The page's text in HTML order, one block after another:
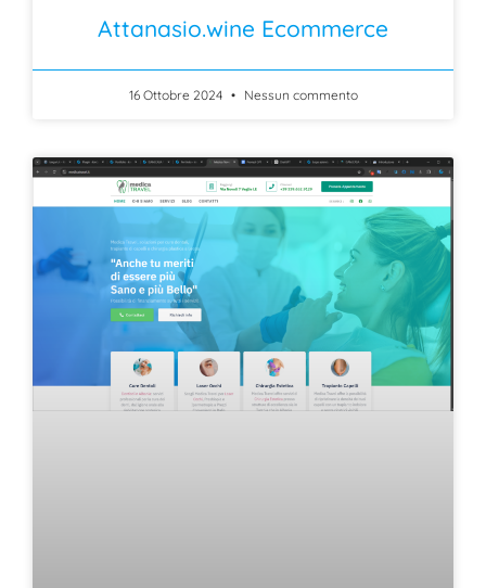
Attanasio.wine Ecommerce
16 Ottobre 2024 Nessun commento